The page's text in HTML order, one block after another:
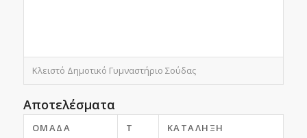
Κλειστό Δημοτικό Γυμναστήριο Σούδας
Αποτελέσματα
ΟΜΆΔΑ T ΚΑΤΆΛΗΞΗ